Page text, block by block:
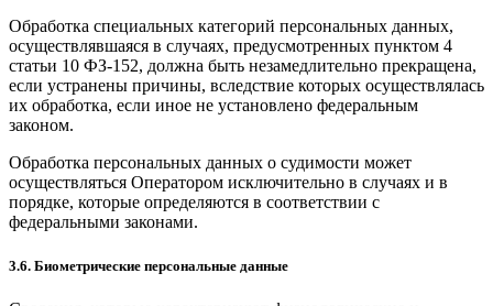
Обработка специальных категорий персональных данных,
осуществлявшаяся в случаях, предусмотренных пунктом 4
статьи 10 ФЗ-152, должна быть незамедлительно прекращена,
если устранены причины, вследствие которых осуществлялась
их обработка, если иное не установлено федеральным
законом.
Обработка персональных данных о судимости может
осуществляться Оператором исключительно в случаях и в
порядке, которые определяются в соответствии с
федеральными законами.
3.6. Биометрические персональные данные